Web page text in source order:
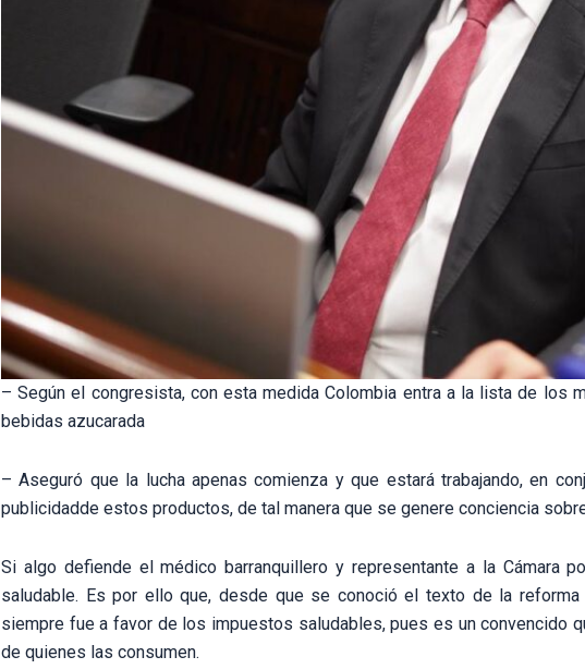
– Según el congresista, con esta medida Colombia entra a la lista de los
bebidas azucarada
– Aseguró que la lucha apenas comienza y que estará trabajando, en
publicidadde estos productos, de tal manera que se genere conciencia
Si algo defiende el médico barranquillero y representante a la Cámara
saludable. Es por ello que, desde que se conoció el texto de la
siempre fue a favor de los impuestos saludables, pues es un convencido
de quienes las consumen.